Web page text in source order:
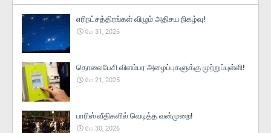
எரிநட்சத்திரங்கள் விழும் அதிசய நிகழ்வு!
மே 31, 2026
தொலைபேசி விளம்பர அழைப்புகளுக்கு முற்றுப்புள்ளி!
மே 21, 2025
பாரிஸ் வீதிகளில் வெடித்த வன்முறை!
மே 30, 2026